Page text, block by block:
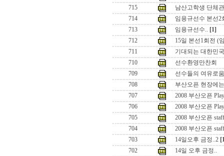
715
남산고학생 단체
714
임용규선수 본선2
713
임용규선수.. [1]
712
15일 본선1회전 (
711
기대되는 대한민
710
선수환영만찬회
709
선수들의 여유로
708
부산오픈 현장에
707
2008 부산오픈
706
2008 부산오픈
705
2008 부산오픈
704
2008 부산오픈
703
14일오후 금정..2
702
14일 오후 금정..